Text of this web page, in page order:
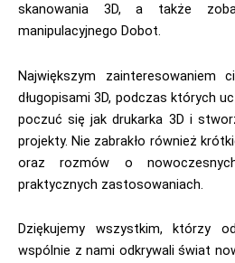
skanowania 3D, a także
manipulacyjnego Dobot.
Największym zainteresowaniem
długopisami 3D, podczas których
poczuć się jak drukarka 3D i
projekty. Nie zabrakło również
oraz rozmów o
praktycznych zastosowaniach.
Dziękujemy wszystkim, którzy
wspólnie z nami odkrywali świat